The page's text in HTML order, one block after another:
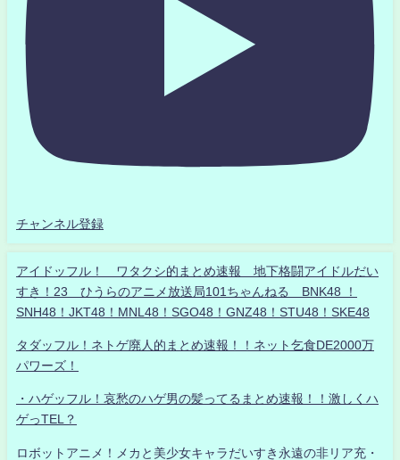
チャンネル登録
アイドッフル！ ワタクシ的まとめ速報 地下格闘アイドルだい
すき！23 ひうらのアニメ放送局101ちゃんねる BNK48 ！
SNH48！JKT48！MNL48！SGO48！GNZ48！STU48！SKE48
タダッフル！ネトゲ廃人的まとめ速報！！ネット乞食DE2000万
パワーズ！
・ハゲッフル！哀愁のハゲ男の髪ってるまとめ速報！！激しくハ
ゲっTEL？
ロボットアニメ！メカと美少女キャラだいすき永遠の非リア充・